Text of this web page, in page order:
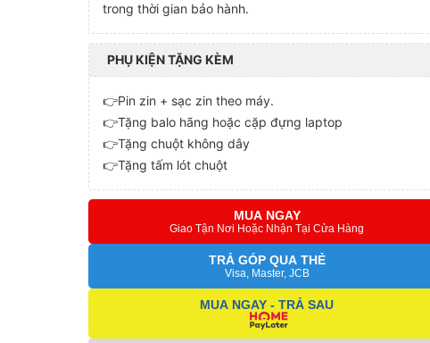
trong thời gian bảo hành.
PHỤ KIỆN TẶNG KÈM
👉Pin zin + sạc zin theo máy.
👉Tặng balo hãng hoặc cặp đựng laptop
👉Tặng chuột không dây
👉Tặng tấm lót chuột
MUA NGAY
Giao Tận Nơi Hoặc Nhận Tại Cửa Hàng
TRẢ GÓP QUA THẺ
Visa, Master, JCB
MUA NGAY - TRẢ SAU